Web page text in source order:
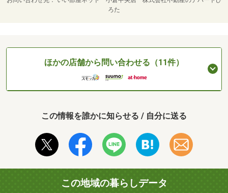
ろた
ほかの店舗から問い合わせる（11件）
この情報を誰かに知らせる / 自分に送る
この地域の暮らしデータ